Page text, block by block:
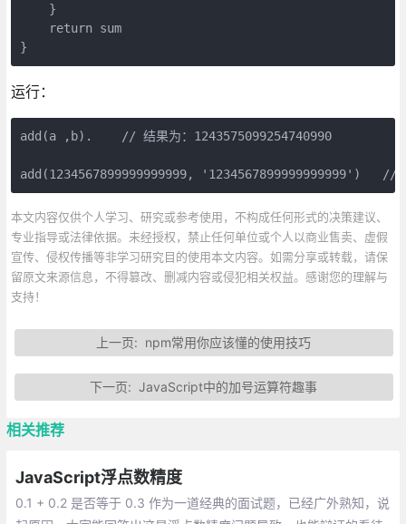
    }
    return sum
运行：
add(a ,b).    // 结果为：1243575099254740990
add(1234567899999999999, '1234567899999999999')   //
本文内容仅供个人学习、研究或参考使用，不构成任何形式的决策建议、
专业指导或法律依据。未经授权，禁止任何单位或个人以商业售卖、虚假
宣传、侵权传播等非学习研究目的使用本文内容。如需分享或转载，请保
留原文来源信息，不得篡改、删减内容或侵犯相关权益。感谢您的理解与
支持！
上一页: npm常用你应该懂的使用技巧
下一页:JavaScript中的加号运算符趣事
相关推荐
JavaScript浮点数精度
0.1 + 0.2 是否等于 0.3 作为一道经典的面试题，已经广外熟知，说